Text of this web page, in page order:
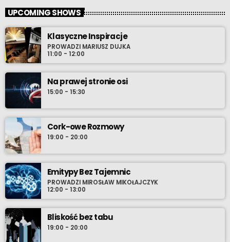
UPCOMING SHOWS
Klasyczne Inspiracje
PROWADZI MARIUSZ DUJKA
11:00 - 12:00
Na prawej stronie osi
15:00 - 15:30
Cork-owe Rozmowy
19:00 - 20:00
Emitypy Bez Tajemnic
PROWADZI MIROSŁAW MIKOŁAJCZYK
12:00 - 13:00
Bliskość bez tabu
19:00 - 20:00